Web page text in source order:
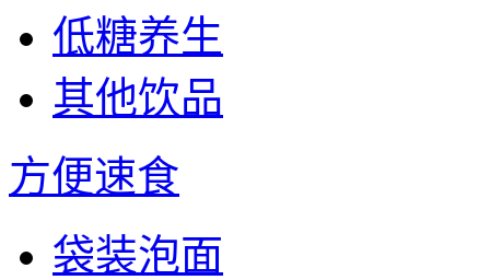
低糖养生
其他饮品
方便速食
袋装泡面